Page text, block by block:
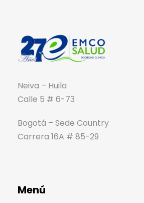
Neiva – Huila
Calle 5 # 6-73
Bogotá – Sede Country
Carrera 16A # 85-29
Menú